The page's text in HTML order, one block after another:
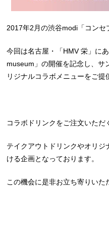
2017年2月の渋谷modi「コンセ
今回は名古屋・「HMV 栄」に
museum」の開催を記念し、サ
リジナルコラボメニューをご提
コラボドリンクをご注文いただ
テイクアウトドリンクやオリ
ける企画となっております。
この機会に是非お立ち寄りいた